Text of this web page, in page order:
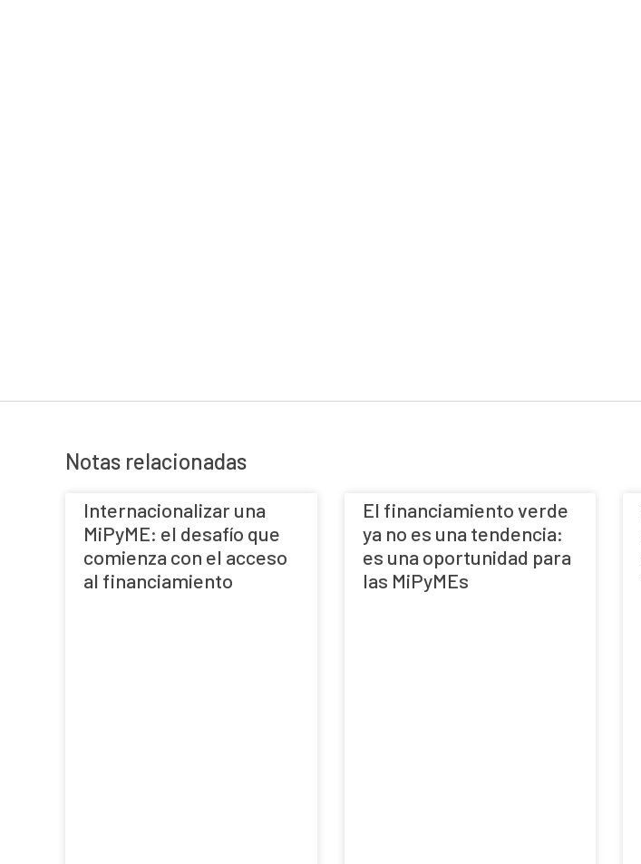
Notas relacionadas
Internacionalizar una
MiPyME: el desafío que
comienza con el acceso
al financiamiento
El financiamiento verde
ya no es una tendencia:
es una oportunidad para
las MiPyMEs